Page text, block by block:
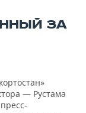
ЗА
— Рустама